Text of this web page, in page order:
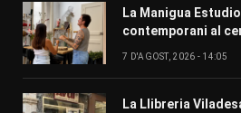
La Manigua
contemporani al
7 D'AGOST, 2026 - 14:05
La Llibreria